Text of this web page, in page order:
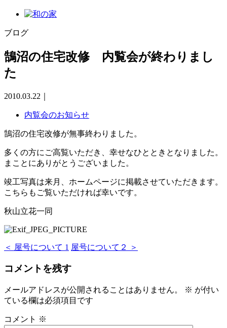
ブログ
鵠沼の住宅改修 内覧会が終わりまし
た
2010.03.22
内覧会のお知らせ
鵠沼の住宅改修が無事終わりました。
多くの方にご高覧いただき、幸せなひとときとなりました。
まことにありがとうございました。
竣工写真は来月、ホームページに掲載させていただきます。
こちらもご覧いただければ幸いです。
秋山立花一同
＜ 屋号について 1 屋号について２ ＞
コメントを残す
メールアドレスが公開されることはありません。 ※ が付い
ている欄は必須項目です
コメント ※